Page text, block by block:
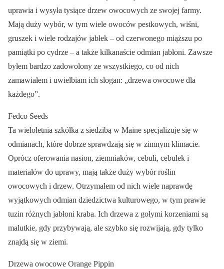
uprawia i wysyła tysiące drzew owocowych ze swojej farmy.
Mają duży wybór, w tym wiele owoców pestkowych, wiśni,
gruszek i wiele rodzajów jabłek – od czerwonego miąższu po
pamiątki po cydrze – a także kilkanaście odmian jabłoni. Zawsze
byłem bardzo zadowolony ze wszystkiego, co od nich
zamawiałem i uwielbiam ich slogan: „drzewa owocowe dla
każdego”.
Fedco Seeds
Ta wieloletnia szkółka z siedzibą w Maine specjalizuje się w
odmianach, które dobrze sprawdzają się w zimnym klimacie.
Oprócz oferowania nasion, ziemniaków, cebuli, cebulek i
materiałów do uprawy, mają także duży wybór roślin
owocowych i drzew. Otrzymałem od nich wiele naprawdę
wyjątkowych odmian dziedzictwa kulturowego, w tym prawie
tuzin różnych jabłoni kraba. Ich drzewa z gołymi korzeniami są
malutkie, gdy przybywają, ale szybko się rozwijają, gdy tylko
znajdą się w ziemi.
Drzewa owocowe Orange Pippin